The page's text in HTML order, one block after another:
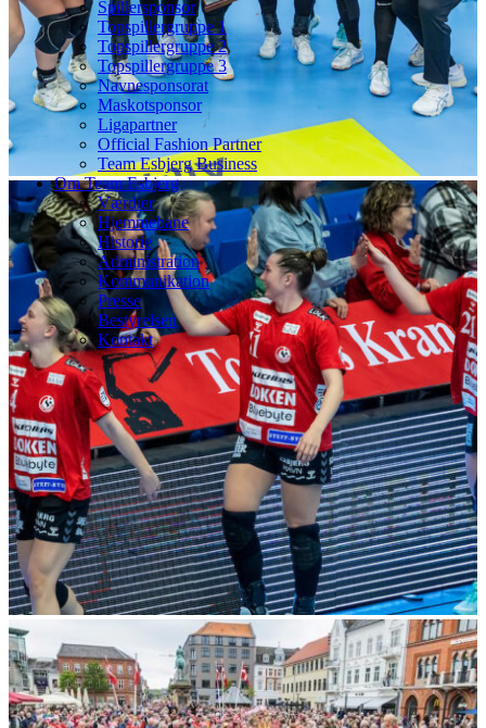
Spillersponsor
Topspillergruppe 1
Topspillergruppe 2
Topspillergruppe 3
Navnesponsorat
Maskotsponsor
Ligapartner
Official Fashion Partner
Team Esbjerg Business
Om Team Esbjerg
Værdier
Hjemmebane
Historie
Administration
Kommunikation
Presse
Bestyrelsen
Kontakt